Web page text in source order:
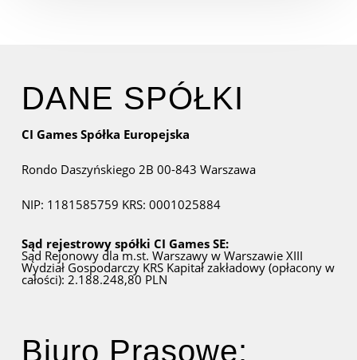
DANE SPÓŁKI
CI Games Spółka Europejska
Rondo Daszyńskiego 2B 00-843 Warszawa
NIP: 1181585759 KRS: 0001025884
Sąd rejestrowy spółki CI Games SE:
Sąd Rejonowy dla m.st. Warszawy w WarszawieXIII
Wydział Gospodarczy KRSKapitał zakładowy (opłacony w
całości): 2.188.248,80 PLN
Biuro Prasowe: